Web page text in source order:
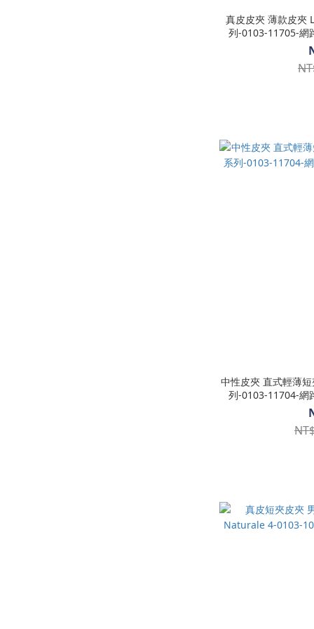
真皮皮夾 薄款皮夾 L型拉鍊短夾 植鞣革 Boston系
列-0103-11705-網
中性皮夾 直式輕薄
列-0103-11704-網